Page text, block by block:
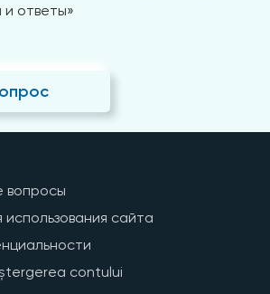
ответы»
вопросы
сайта
contului